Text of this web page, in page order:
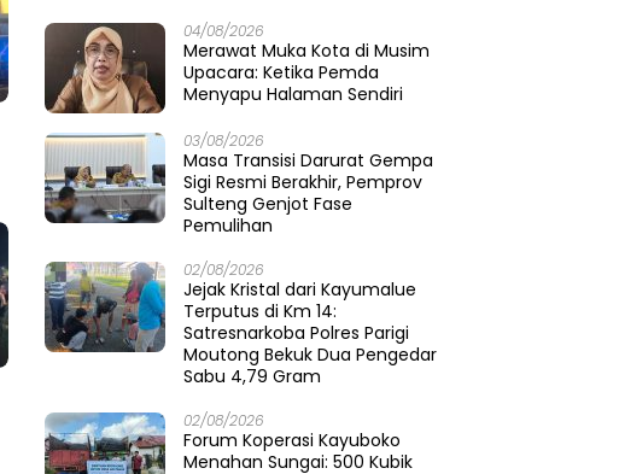
04/08/2026
Merawat Muka Kota di Musim
Upacara: Ketika Pemda
Menyapu Halaman Sendiri
03/08/2026
Masa Transisi Darurat Gempa
Sigi Resmi Berakhir, Pemprov
Sulteng Genjot Fase
Pemulihan
02/08/2026
Jejak Kristal dari Kayumalue
Terputus di Km 14:
Satresnarkoba Polres Parigi
Moutong Bekuk Dua Pengedar
Sabu 4,79 Gram
02/08/2026
Forum Koperasi Kayuboko
Menahan Sungai: 500 Kubik